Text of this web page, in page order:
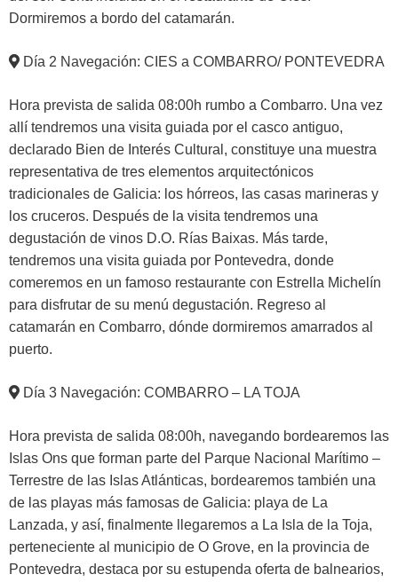
Dormiremos a bordo del catamarán.
Día 2 Navegación: CIES a COMBARRO/ PONTEVEDRA
Hora prevista de salida 08:00h rumbo a Combarro. Una vez
allí tendremos una visita guiada por el casco antiguo,
declarado Bien de Interés Cultural, constituye una muestra
representativa de tres elementos arquitectónicos
tradicionales de Galicia: los hórreos, las casas marineras y
los cruceros. Después de la visita tendremos una
degustación de vinos D.O. Rías Baixas. Más tarde,
tendremos una visita guiada por Pontevedra, donde
comeremos en un famoso restaurante con Estrella Michelín
para disfrutar de su menú degustación. Regreso al
catamarán en Combarro, dónde dormiremos amarrados al
puerto.
Día 3 Navegación: COMBARRO – LA TOJA
Hora prevista de salida 08:00h, navegando bordearemos las
Islas Ons que forman parte del Parque Nacional Marítimo –
Terrestre de las Islas Atlánticas, bordearemos también una
de las playas más famosas de Galicia: playa de La
Lanzada, y así, finalmente llegaremos a La Isla de la Toja,
perteneciente al municipio de O Grove, en la provincia de
Pontevedra, destaca por su estupenda oferta de balnearios,